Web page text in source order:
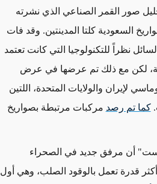
أبيب في عام 1987؛ ووفقاً لتحليل صور القمر الصناعي الذي نشرته
2013، استهدفت الصواريخ السعودية كلتا المدينتين. وقد فات
نظراً للتكنولوجيا التي كانت تعتمد
لكن مع ذلك تم عرضها في عرض
دبلوماسي لإيران والولايات المتحدة، اللتين
كما تم رصد مركبات مرتبطة بصواريخ
أن مرفق جديد في الصحراء
قدرة تعمل بالوقود الصلب، وهي أول